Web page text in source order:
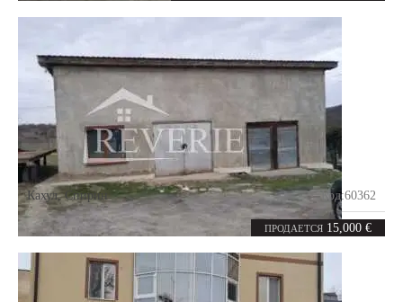
ПРОДАЕТСЯ 15,000 €
Кахул,Спирин Код:60362
4 комнаты 74